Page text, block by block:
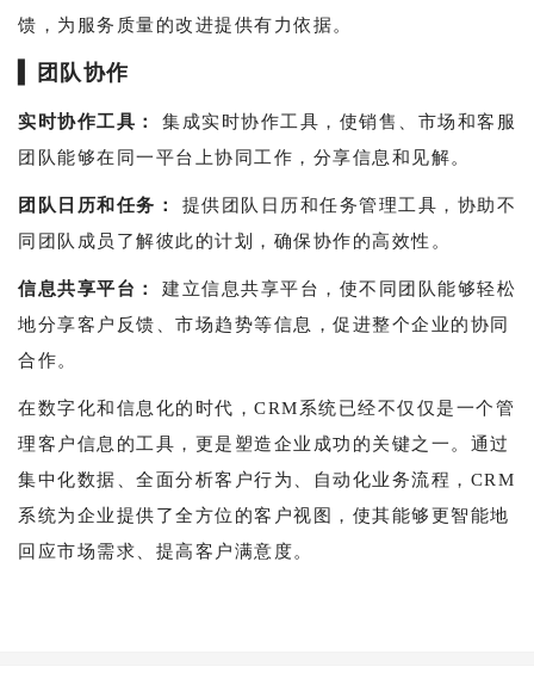
馈，为服务质量的改进提供有力依据。
团队协作
实时协作工具：
集成实时协作工具，使销售、市场和客服
团队能够在同一平台上协同工作，分享信息和见解。
团队日历和任务：
提供团队日历和任务管理工具，协助不
同团队成员了解彼此的计划，确保协作的高效性。
信息共享平台：
建立信息共享平台，使不同团队能够轻松
地分享客户反馈、市场趋势等信息，促进整个企业的协同
合作。
在数字化和信息化的时代，CRM系统已经不仅仅是一个管
理客户信息的工具，更是塑造企业成功的关键之一。通过
集中化数据、全面分析客户行为、自动化业务流程，CRM
系统为企业提供了全方位的客户视图，使其能够更智能地
回应市场需求、提高客户满意度。